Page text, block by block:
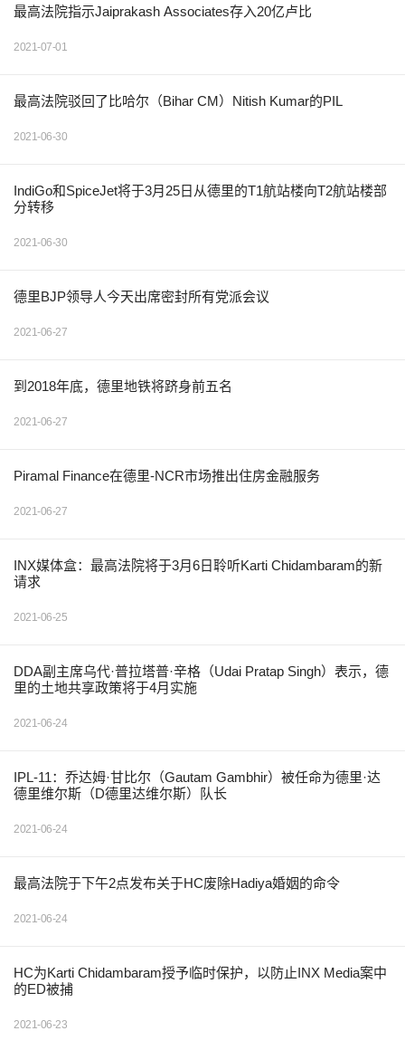
最高法院指示Jaiprakash Associates存入20亿卢比
2021-07-01
最高法院驳回了比哈尔（Bihar CM）Nitish Kumar的PIL
2021-06-30
IndiGo和SpiceJet将于3月25日从德里的T1航站楼向T2航站楼部
分转移
2021-06-30
德里BJP领导人今天出席密封所有党派会议
2021-06-27
到2018年底，德里地铁将跻身前五名
2021-06-27
Piramal Finance在德里-NCR市场推出住房金融服务
2021-06-27
INX媒体盒：最高法院将于3月6日聆听Karti Chidambaram的新
请求
2021-06-25
DDA副主席乌代·普拉塔普·辛格（Udai Pratap Singh）表示，德
里的土地共享政策将于4月实施
2021-06-24
IPL-11：乔达姆·甘比尔（Gautam Gambhir）被任命为德里·达
德里维尔斯（D德里达维尔斯）队长
2021-06-24
最高法院于下午2点发布关于HC废除Hadiya婚姻的命令
2021-06-24
HC为Karti Chidambaram授予临时保护，以防止INX Media案中
的ED被捕
2021-06-23